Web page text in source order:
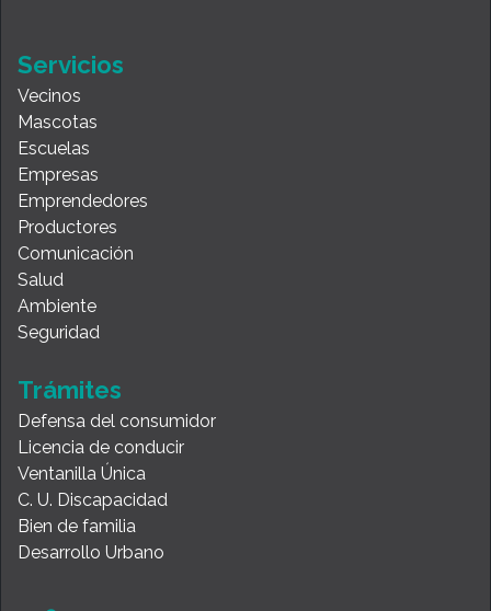
Servicios
Vecinos
Mascotas
Escuelas
Empresas
Emprendedores
Productores
Comunicación
Salud
Ambiente
Seguridad
Trámites
Defensa del consumidor
Licencia de conducir
Ventanilla Única
C. U. Discapacidad
Bien de familia
Desarrollo Urbano